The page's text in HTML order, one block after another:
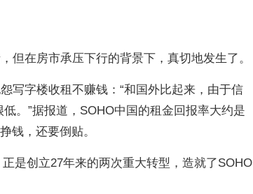
但在房市承压下行的背景下，真切地发生了。
写字楼收租不赚钱：“和国外比起来，由于信
。”据报道，SOHO中国的租金回报率大约是
钱，还要倒贴。
是创立27年来的两次重大转型，造就了SOHO